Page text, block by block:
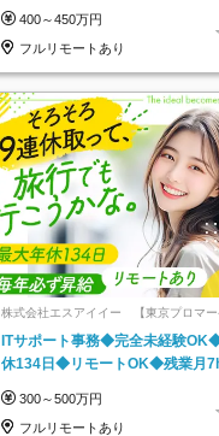
400～450万円
フルリモートあり
株式会社エスアイイー 【東京プロマー
ITサポート事務◆完全未経験
休134日◆リモートOK◆残業月
300～500万円
フルリモートあり